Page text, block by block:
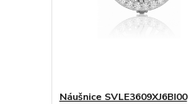
Náušnice SVLE3609XJ6BI00